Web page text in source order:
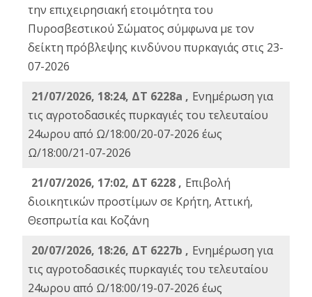
την επιχειρησιακή ετοιμότητα του
Πυροσβεστικού Σώματος σύμφωνα με τον
δείκτη πρόβλεψης κινδύνου πυρκαγιάς στις 23-
07-2026
21/07/2026, 18:24, ΔΤ 6228a , Ενημέρωση για
τις αγροτοδασικές πυρκαγιές του τελευταίου
24ωρου από Ω/18:00/20-07-2026 έως
Ω/18:00/21-07-2026
21/07/2026, 17:02, ΔΤ 6228 , Επιβολή
διοικητικών προστίμων σε Κρήτη, Αττική,
Θεσπρωτία και Κοζάνη
20/07/2026, 18:26, ΔΤ 6227b , Ενημέρωση για
τις αγροτοδασικές πυρκαγιές του τελευταίου
24ωρου από Ω/18:00/19-07-2026 έως